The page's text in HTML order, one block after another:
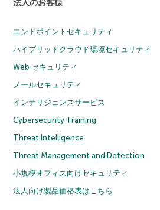
法人のお客様
エンドポイントセキュリティ
ハイブリッドクラウド環境セキュリティ
Web セキュリティ
メールセキュリティ
インテリジェンスサービス
Cybersecurity Training
Threat Intelligence
Threat Management and Detection
小規模オフィス向けセキュリティ
法人向け製品価格表はこちら